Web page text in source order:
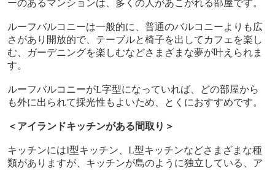
ーのあるマンションは、多くの人があこがれる部屋です。
ルーフバルコニーは一般的に、普通のバルコニーよりも広
さがあり開放的で、テーブルと椅子を出してカフェを楽し
む、ガーデニングを楽しむなどさまざまな夢が叶えられま
す。
ルーフバルコニーがL字型になっていれば、どの部屋から
も外に出られて採光性もよいため、とくにおすすめです。
＜アイランドキッチンがある間取り＞
キッチンにはI型キッチン、 L型キッチンなどさまざまな種
類がありますが、キッチンが島のように独立している、ア